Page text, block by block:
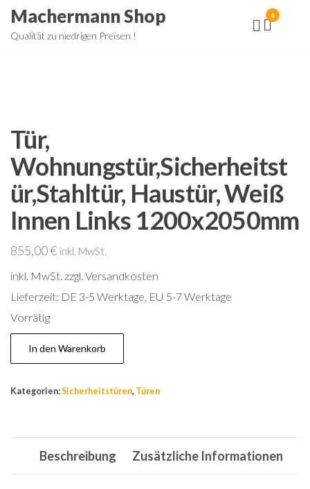
ZumMachermann Shop
Qualität zu niedrigen Preisen !
0
Tür,
Wohnungstür,Sicherheitst
ür,Stahltür, Haustür, Weiß
Innen Links 1200x2050mm
855,00€ inkl. MwSt.
inkl. MwSt. zzgl. Versandkosten
Lieferzeit: DE 3-5 Werktage, EU 5-7 Werktage
Vorrätig
Tür,
Wohnungstür,Sicherheitstür,Stahltür,
Weiß
1200x2050mm
In den Warenkorb
Kategorien:Sicherheitstüren, Türen
Beschreibung Zusätzliche Informationen